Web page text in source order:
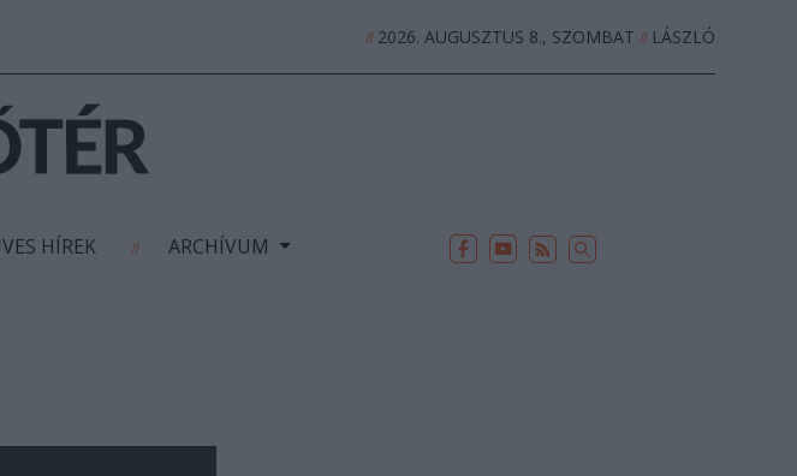
//2026. AUGUSZTUS 8., SZOMBAT //LÁSZLÓ
ARCHÍVUM
HÍREK // ARCHÍVUM